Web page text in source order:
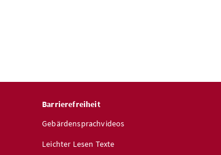
Barrierefreiheit
Gebärdensprachvideos
Leichter Lesen Texte